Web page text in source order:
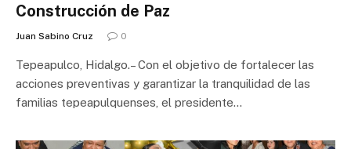
Construcción de Paz
Juan Sabino Cruz 0
Tepeapulco, Hidalgo.– Con el objetivo de fortalecer las
acciones preventivas y garantizar la tranquilidad de las
familias tepeapulquenses, el presidente…